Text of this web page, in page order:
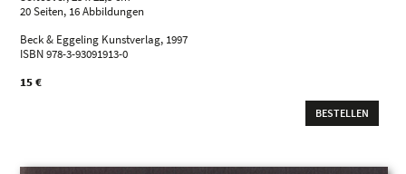
20 Seiten, 16 Abbildungen
Beck & Eggeling Kunstverlag, 1997
ISBN 978-3-93091913-0
15 €
BESTELLEN